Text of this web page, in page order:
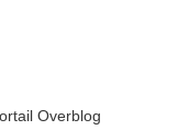
Overblog